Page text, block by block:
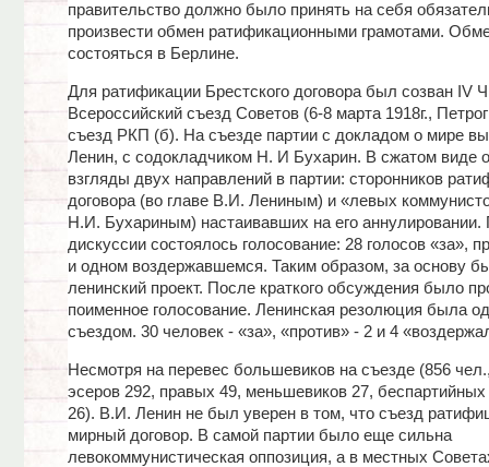
правительство должно было принять на себя
произвести обмен ратификационными грамотами.
состояться в Берлине.
Для ратификации Брестского договора был созван IV
Всероссийский съезд Советов (6-8 марта 1918г.,
съезд РКП (б). На съезде партии с докладом о мире
Ленин, с содокладчиком Н. И Бухарин. В сжатом виде
взгляды двух направлений в партии: сторонников
договора (во главе В.И. Лениным) и «левых
Н.И. Бухариным) настаивавших на его аннулировании.
дискуссии состоялось голосование: 28 голосов «за»,
и одном воздержавшемся. Таким образом, за основу
ленинский проект. После краткого обсуждения было
поименное голосование. Ленинская резолюция была
съездом. 30 человек - «за», «против» - 2 и 4
Несмотря на перевес большевиков на съезде (856
эсеров 292, правых 49, меньшевиков 27, беспартийных
26). В.И. Ленин не был уверен в том, что съезд
мирный договор. В самой партии было еще сильна
левокоммунистическая оппозиция, а в местных